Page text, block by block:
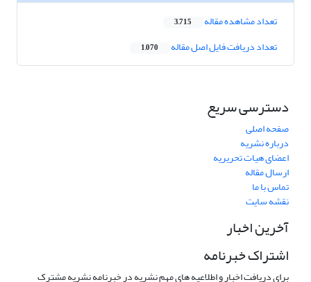
تعداد مشاهده مقاله 3,715
تعداد دریافت فایل اصل مقاله 1,070
دسترسی سریع
صفحه اصلی
درباره نشریه
اعضای هیات تحریریه
ارسال مقاله
تماس با ما
نقشه سایت
آخرین اخبار
اشتراک خبرنامه
برای دریافت اخبار و اطلاعیه های مهم نشریه در خبرنامه نشریه مشترک